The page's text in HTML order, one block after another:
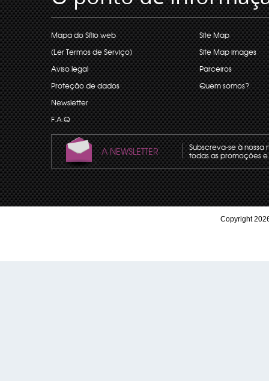
Mapa do Sítio web
(Ler Termos de Serviço)
Aviso legal
Proteção de dados
Newsletter
F.A.Q
Site Map
Site Map images
Parceiros
Quem somos?
A NEWSLETTER Subscreva-se à
todas as promoções
Copyright